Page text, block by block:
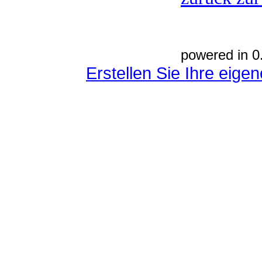
powered in
Erstellen Sie Ihre